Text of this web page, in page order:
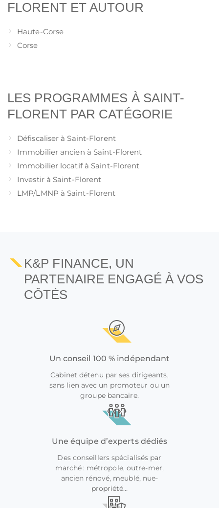
FLORENT ET AUTOUR
Haute-Corse
Corse
LES PROGRAMMES À SAINT-
FLORENT PAR CATÉGORIE
Défiscaliser à Saint-Florent
Immobilier ancien à Saint-Florent
Immobilier locatif à Saint-Florent
Investir à Saint-Florent
LMP/LMNP à Saint-Florent
K&P FINANCE, UN
PARTENAIRE ENGAGÉ À VOS
CÔTÉS
Un conseil 100 % indépendant
Cabinet détenu par ses dirigeants,
sans lien avec un promoteur ou un
groupe bancaire.
Une équipe d’experts dédiés
Des conseillers spécialisés par
marché : métropole, outre-mer,
ancien rénové, meublé, nue-
propriété…